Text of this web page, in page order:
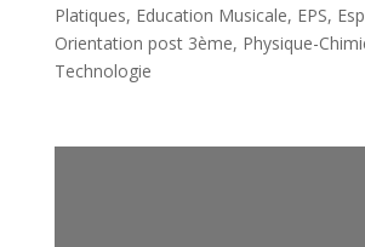
Platiques, Education Musicale, EPS,
Orientation post 3ème, Physique-
Technologie